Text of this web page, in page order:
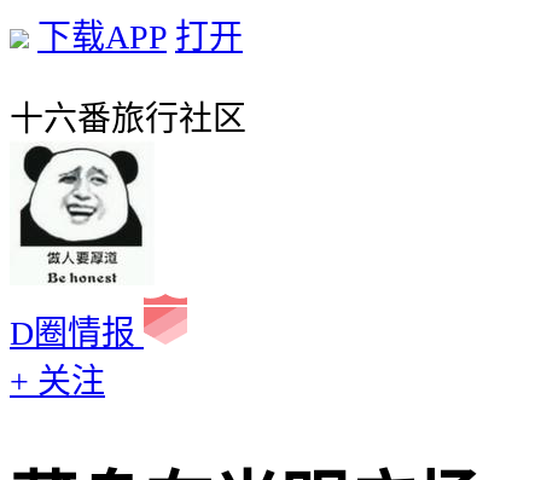
下载APP 打开
十六番旅行社区
D圈情报
+ 关注